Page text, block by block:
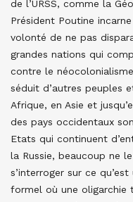
de l’URSS, comme la
Président Poutine
volonté de ne pas
grandes nations qui
contre le
séduit d’autres peuples
Afrique, en Asie et
des pays occidentaux
Etats qui continuent
la Russie, beaucoup ne
s’interroger sur ce
formel où une oligarchie